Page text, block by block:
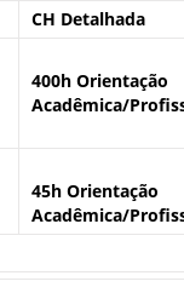
CH Detalhada
400h Orientação
Acadêmica/
45h Orientação
Acadêmica/